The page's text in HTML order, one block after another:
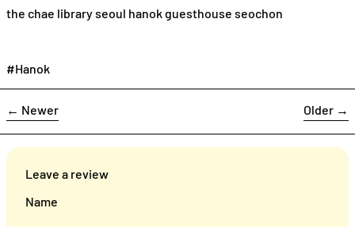
the chae library seoul hanok guesthouse seochon
#Hanok
← Newer Older →
Leave a review
Name